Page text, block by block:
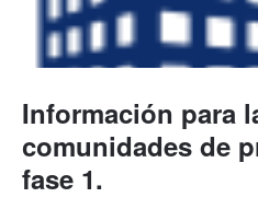
Información para
comunidades de
fase 1.